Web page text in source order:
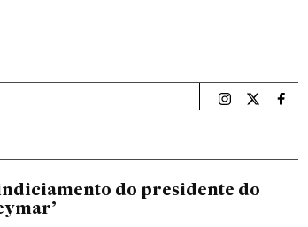
Esportes El
Esportes
do presidente do